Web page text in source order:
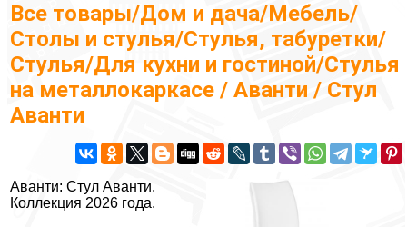
Все товары/Дом и дача/Мебель/
Столы и стулья/Стулья, табуретки/
Стулья/Для кухни и гостиной/Стулья
на металлокаркасе / Аванти / Стул
Аванти
Аванти: Стул Аванти.
Коллекция 2026 года.